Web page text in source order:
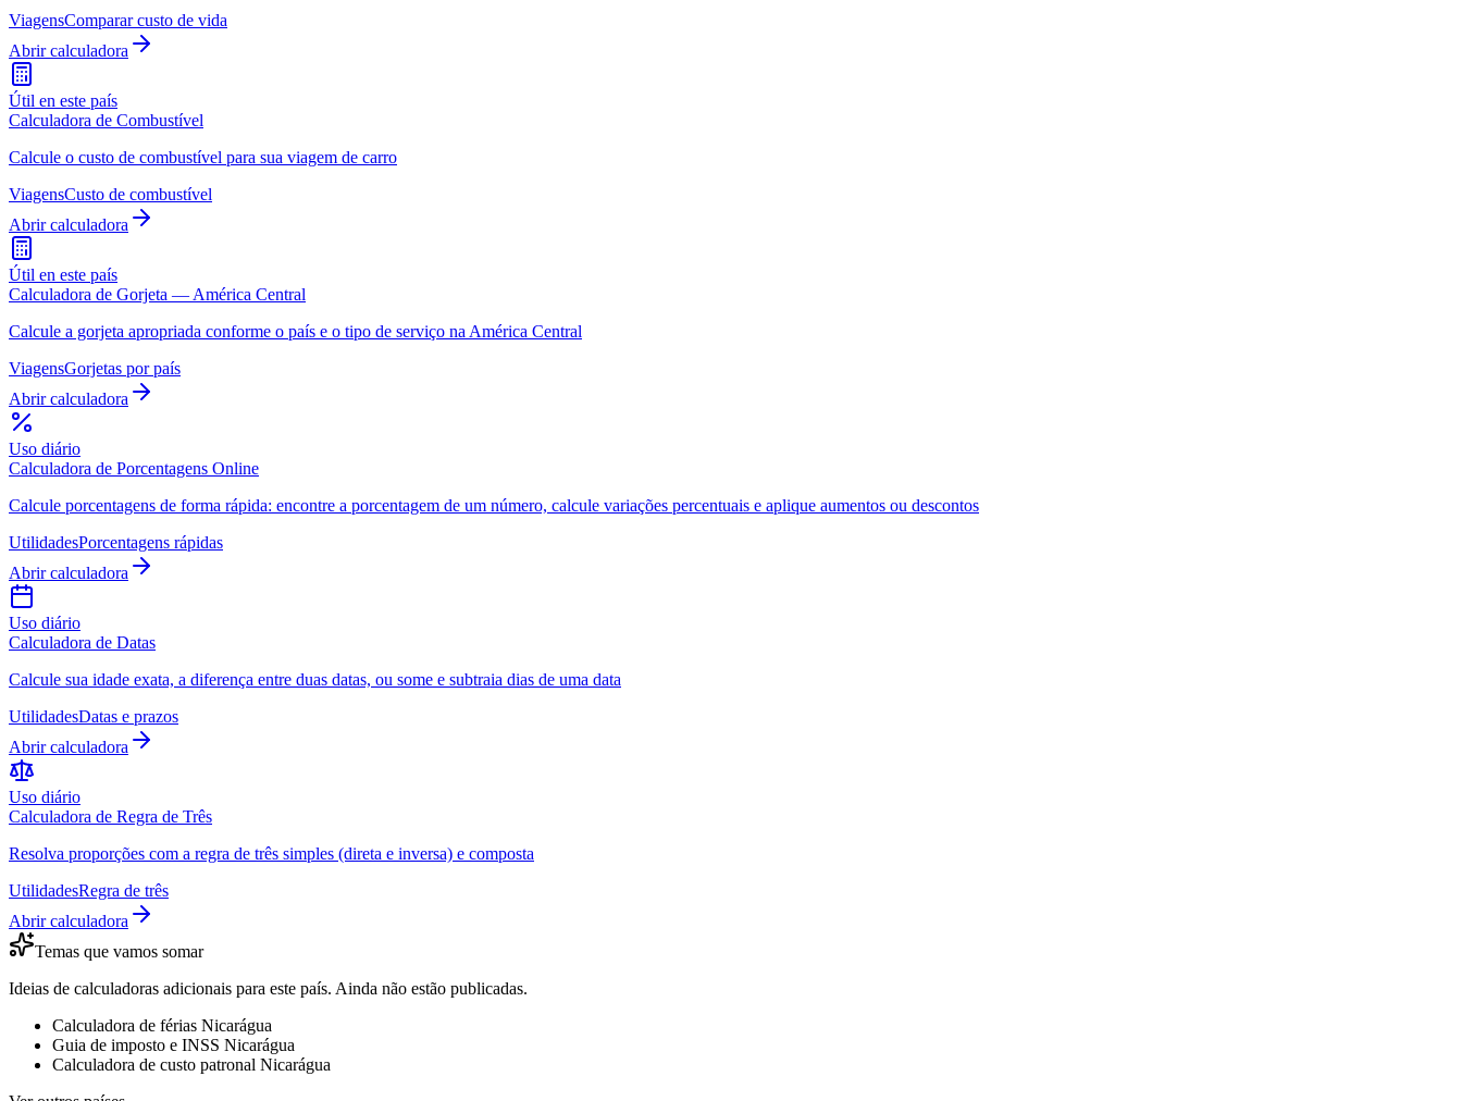
ViagensComparar custo de vida
Abrir calculadora
Útil en este país
Calculadora de Combustível
Calcule o custo de combustível para sua viagem de carro
ViagensCusto de combustível
Abrir calculadora
Útil en este país
Calculadora de Gorjeta — América Central
Calcule a gorjeta apropriada conforme o país e o tipo de serviço na América Central
ViagensGorjetas por país
Abrir calculadora
Uso diário
Calculadora de Porcentagens Online
Calcule porcentagens de forma rápida: encontre a porcentagem de um número, calcule variações percentuais e aplique aumentos ou descontos
UtilidadesPorcentagens rápidas
Abrir calculadora
Uso diário
Calculadora de Datas
Calcule sua idade exata, a diferença entre duas datas, ou some e subtraia dias de uma data
UtilidadesDatas e prazos
Abrir calculadora
Uso diário
Calculadora de Regra de Três
Resolva proporções com a regra de três simples (direta e inversa) e composta
UtilidadesRegra de três
Abrir calculadora
Temas que vamos somar
Ideias de calculadoras adicionais para este país. Ainda não estão publicadas.
Calculadora de férias Nicarágua
Guia de imposto e INSS Nicarágua
Calculadora de custo patronal Nicarágua